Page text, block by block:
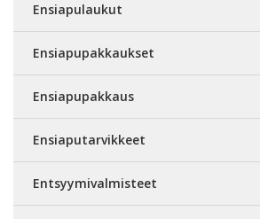
Ensiapulaukut
Ensiapupakkaukset
Ensiapupakkaus
Ensiaputarvikkeet
Entsyymivalmisteet